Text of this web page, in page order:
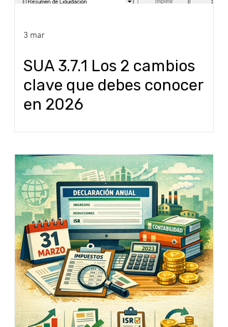
SUA 3.7.1 Los 2 cambios
clave que debes conocer
en 2026
3 mar